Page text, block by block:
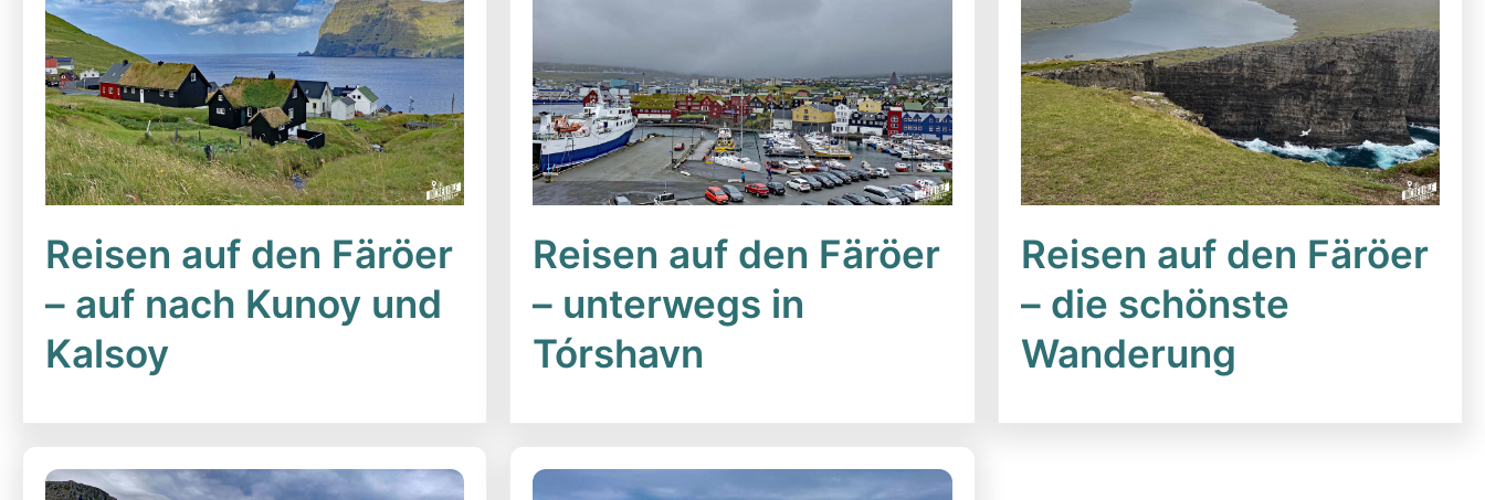
Reisen auf den Färöer
– auf nach Kunoy und
Kalsoy
Reisen auf den Färöer
– unterwegs in
Tórshavn
Reisen auf den Färöer
– die schönste
Wanderung